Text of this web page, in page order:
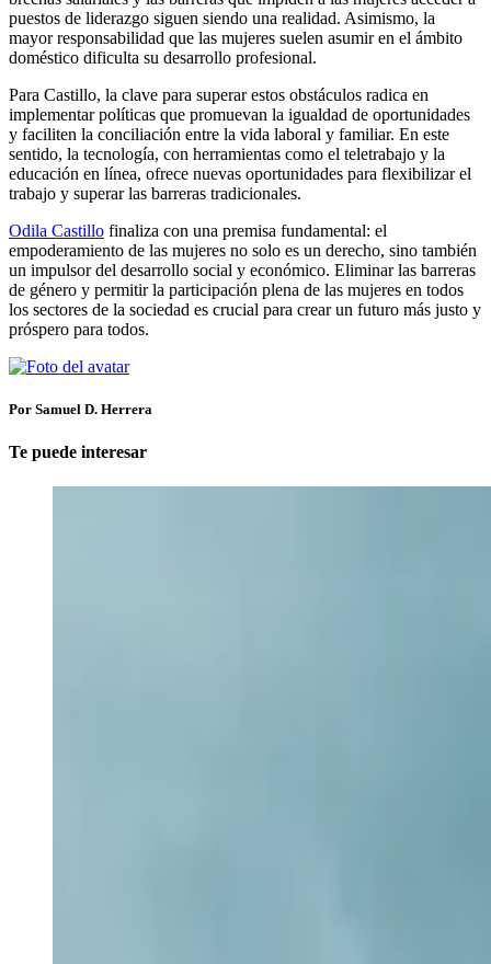
puestos de liderazgo siguen siendo una realidad. Asimismo, la
mayor responsabilidad que las mujeres suelen asumir en el ámbito
doméstico dificulta su desarrollo profesional.
Para Castillo, la clave para superar estos obstáculos radica en
implementar políticas que promuevan la igualdad de oportunidades
y faciliten la conciliación entre la vida laboral y familiar. En este
sentido, la tecnología, con herramientas como el teletrabajo y la
educación en línea, ofrece nuevas oportunidades para flexibilizar el
trabajo y superar las barreras tradicionales.
Odila Castillo finaliza con una premisa fundamental: el
empoderamiento de las mujeres no solo es un derecho, sino también
un impulsor del desarrollo social y económico. Eliminar las barreras
de género y permitir la participación plena de las mujeres en todos
los sectores de la sociedad es crucial para crear un futuro más justo y
próspero para todos.
Por Samuel D. Herrera
Te puede interesar